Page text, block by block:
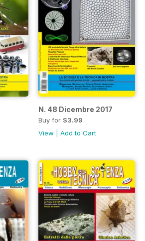
N. 48 Dicembre 2017
Buy for $3.99
View
Add to Cart